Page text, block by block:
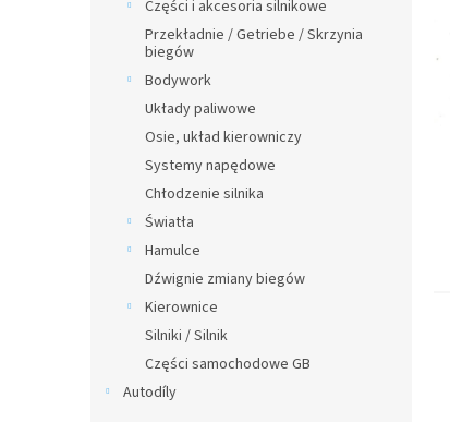
Części i akcesoria silnikowe
Przekładnie / Getriebe / Skrzynia
biegów
Bodywork
Układy paliwowe
Osie, układ kierowniczy
Systemy napędowe
Chłodzenie silnika
Światła
Hamulce
Dźwignie zmiany biegów
Kierownice
Silniki / Silnik
Części samochodowe GB
Autodíly